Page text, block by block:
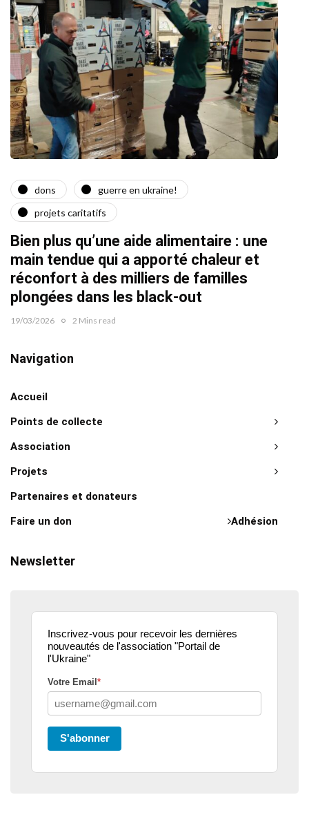
dons
guerre en ukraine!
projets caritatifs
Bien plus qu’une aide alimentaire : une
main tendue qui a apporté chaleur et
réconfort à des milliers de familles
plongées dans les black-out
19/03/2026 2 Mins read
Navigation
Accueil
Points de collecte
Association
Projets
Partenaires et donateurs
Adhésion
Faire un don
Newsletter
Inscrivez-vous pour recevoir les dernières
nouveautés de l'association "Portail de
l'Ukraine"
Votre Email *
S'abonner